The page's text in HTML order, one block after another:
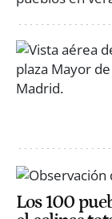
Los 100